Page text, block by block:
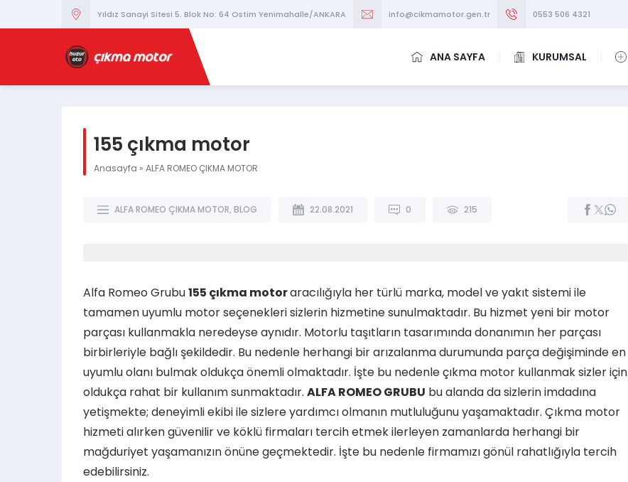
Yıldız Sanayi Sitesi 5. Blok No: 64 Ostim Yenimahalle/ANKARA info@cikmamotor.gen.tr 0553 506 4321
ANA SAYFA KURUMSAL
155 çıkma motor
Anasayfa » ALFA ROMEO ÇIKMA MOTOR
ALFA ROMEO ÇIKMA MOTOR, BLOG 22.08.2021 0 215
Alfa Romeo Grubu155 çıkma motoraracılığıyla her türlü marka, model ve yakıt sistemi ile
tamamen uyumlu motor seçenekleri sizlerin hizmetine sunulmaktadır. Bu hizmet yeni bir motor
parçası kullanmakla neredeyse aynıdır. Motorlu taşıtların tasarımında donanımın her parçası
birbirleriyle bağlı şekildedir. Bu nedenle herhangi bir arızalanma durumunda parça değişiminde en
uyumlu olanı bulmak oldukça önemli olmaktadır. İşte bu nedenle çıkma motor kullanmak sizler için
oldukça rahat bir kullanım sunmaktadır. ALFA ROMEO GRUBU bu alanda da sizlerin imdadına
yetişmekte; deneyimli ekibi ile sizlere yardımcı olmanın mutluluğunu yaşamaktadır. Çıkma motor
hizmeti alırken güvenilir ve köklü firmaları tercih etmek ilerleyen zamanlarda herhangi bir
mağduriyet yaşamanızın önüne geçmektedir. İşte bu nedenle firmamızı gönül rahatlığıyla tercih
edebilirsiniz.